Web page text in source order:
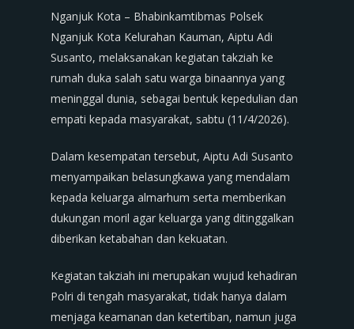
Nganjuk Kota – Bhabinkamtibmas Polsek
Nganjuk Kota Kelurahan Kauman, Aiptu Adi
Susanto, melaksanakan kegiatan takziah ke
rumah duka salah satu warga binaannya yang
meninggal dunia, sebagai bentuk kepedulian dan
empati kepada masyarakat, sabtu (11/4/2026).
Dalam kesempatan tersebut, Aiptu Adi Susanto
menyampaikan belasungkawa yang mendalam
kepada keluarga almarhum serta memberikan
dukungan moril agar keluarga yang ditinggalkan
diberikan ketabahan dan kekuatan.
Kegiatan takziah ini merupakan wujud kehadiran
Polri di tengah masyarakat, tidak hanya dalam
menjaga keamanan dan ketertiban, namun juga